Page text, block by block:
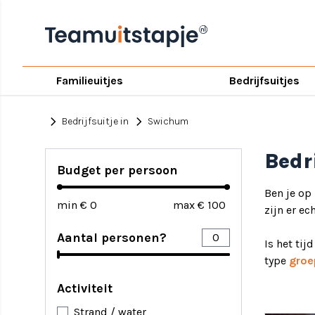
Familieuitjes Bedrijfsuitjes
chevron_right Bedrijfsuitje in chevron_right Swichum
Budget per persoon
min € max €
Aantal personen?
Activiteit
Strand / water
Ben je op
zijn er
Is het tijd
type